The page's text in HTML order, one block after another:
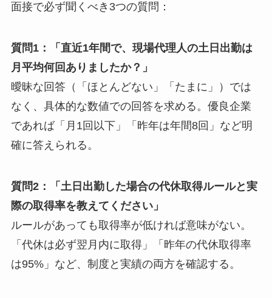
面接で必ず聞くべき3つの質問：
質問1：「直近1年間で、現場代理人の土日出勤は
月平均何回ありましたか？」
曖昧な回答（「ほとんどない」「たまに」）では
なく、具体的な数値での回答を求める。優良企業
であれば「月1回以下」「昨年は年間8回」など明
確に答えられる。
質問2：「土日出勤した場合の代休取得ルールと実
際の取得率を教えてください」
ルールがあっても取得率が低ければ意味がない。
「代休は必ず翌月内に取得」「昨年の代休取得率
は95%」など、制度と実績の両方を確認する。